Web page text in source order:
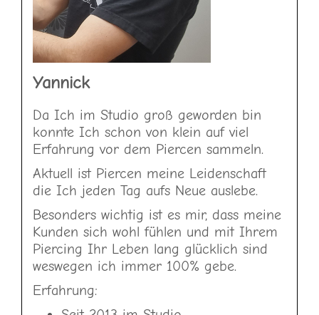
Yannick
Da Ich im Studio groß geworden bin
konnte Ich schon von klein auf viel
Erfahrung vor dem Piercen sammeln.
Aktuell ist Piercen meine Leidenschaft
die Ich jeden Tag aufs Neue auslebe.
Besonders wichtig ist es mir, dass meine
Kunden sich wohl fühlen und mit Ihrem
Piercing Ihr Leben lang glücklich sind
weswegen ich immer 100% gebe.
Erfahrung: